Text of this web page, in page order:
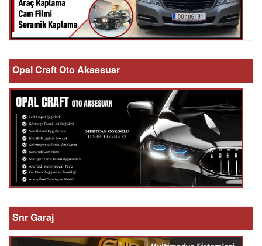
Opal Craft Oto Aksesuar
Snr Garaj